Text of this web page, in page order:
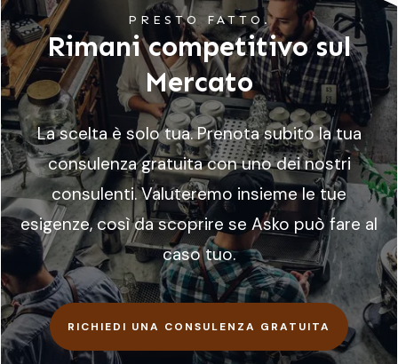
PRESTO FATTO.
Rimani competitivo sul
Mercato
La scelta è solo tua. Prenota subito la tua
consulenza gratuita con uno dei nostri
consulenti. Valuteremo insieme le tue
esigenze, così da scoprire se Asko può fare al
caso tuo.
RICHIEDI UNA CONSULENZA GRATUITA